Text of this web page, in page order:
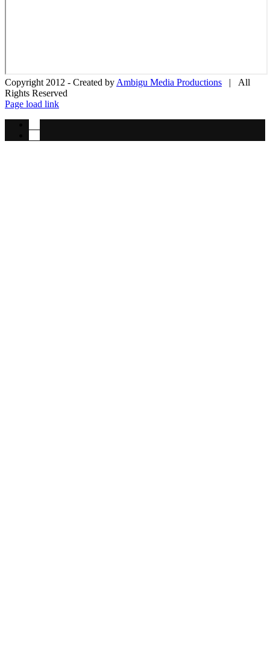
Copyright 2012 - Created byAmbigu Media Productions | All
Rights Reserved
Instagram
Facebook
Instagram
Page load link